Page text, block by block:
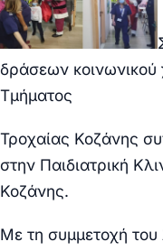
δράσεων κοινωνικού
Τμήματος
Τροχαίας Κοζάνης
στην Παιδιατρική
Κοζάνης.
Με τη συμμετοχή του